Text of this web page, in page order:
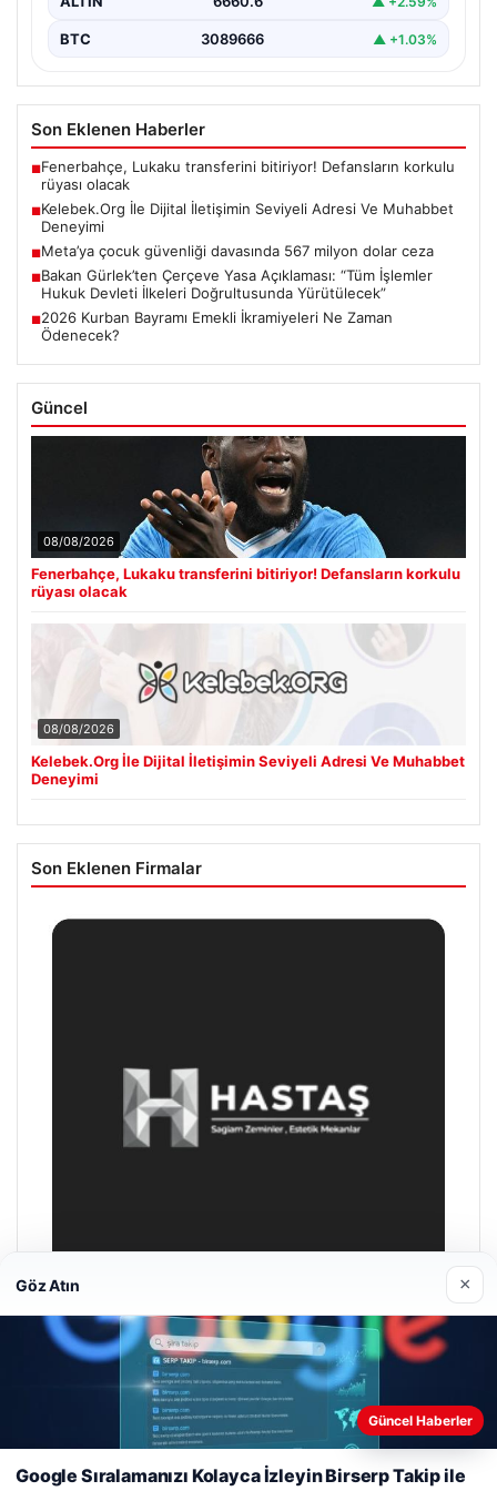
BTC 3089666 ▲ +1.03%
Son Eklenen Haberler
■Fenerbahçe, Lukaku transferini bitiriyor! Defansların korkulu
rüyası olacak
■Kelebek.Org İle Dijital İletişimin Seviyeli Adresi Ve Muhabbet
Deneyimi
■Meta’ya çocuk güvenliği davasında 567 milyon dolar ceza
■Bakan Gürlek’ten Çerçeve Yasa Açıklaması: “Tüm İşlemler
Hukuk Devleti İlkeleri Doğrultusunda Yürütülecek”
■2026 Kurban Bayramı Emekli İkramiyeleri Ne Zaman
Ödenecek?
Güncel
08/08/2026
Fenerbahçe, Lukaku transferini bitiriyor! Defansların korkulu
rüyası olacak
08/08/2026
Kelebek.Org İle Dijital İletişimin Seviyeli Adresi Ve Muhabbet
Deneyimi
Son Eklenen Firmalar
Hastaş Beton
Web sitemizi nasıl kullandığınızı daha iyi anlayabilmek,
deneyiminizi kişiselleştirmek ve geliştirmek amacıyla çerezler
Göz Atın ×
Güncel Haberler
Google Sıralamanızı Kolayca İzleyin Birserp Takip ile